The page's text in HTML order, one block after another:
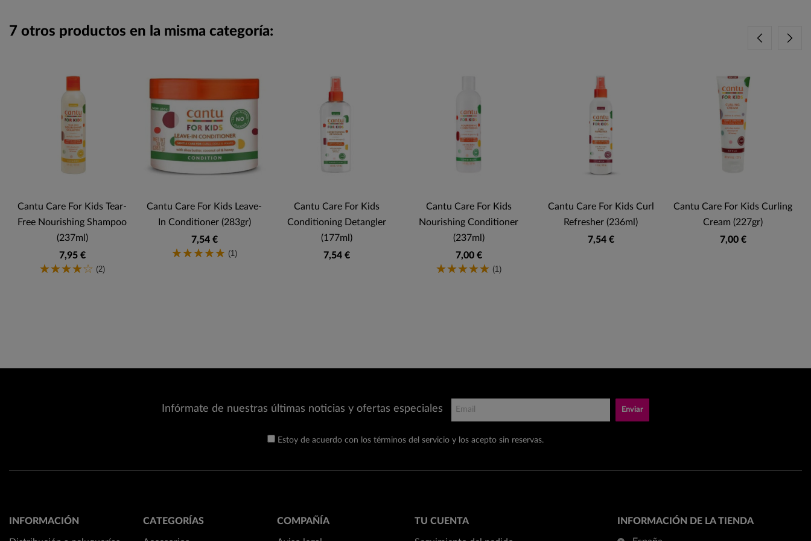
7 otros productos en la misma categoría:
Cantu Care For Kids Tear-
Free Nourishing Shampoo
(237ml)
7,95 €
(2)
Cantu Care For Kids Leave-
In Conditioner (283gr)
7,54 €
(1)
Cantu Care For Kids
Conditioning Detangler
(177ml)
7,54 €
Cantu Care For Kids
Nourishing Conditioner
(237ml)
7,00 €
(1)
Cantu Care For Kids Curl
Refresher (236ml)
7,54 €
Cantu Care For Kids Curling
Cream (227gr)
7,00 €
Infórmate de nuestras últimas noticias y ofertas especiales Enviar
Estoy de acuerdo con los términos del servicio y los acepto sin reservas.
INFORMACIÓN CATEGORÍAS COMPAÑÍA TU CUENTA INFORMACIÓN DE LA TIENDA